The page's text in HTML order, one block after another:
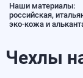
Наши материалы:
российская,
эко-кожа и
Чехлы